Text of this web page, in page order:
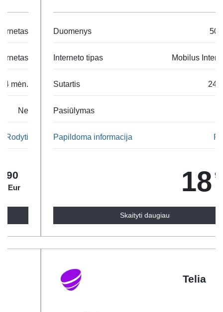
kiekaį +1GBES, +3GBES.
1GB už 4€;
Duomenys
Interneto tipas Mobilus Internetas
Sutartis
Pasiūlymas
Papildoma informacija
90
Eur
Skaityti daugiau